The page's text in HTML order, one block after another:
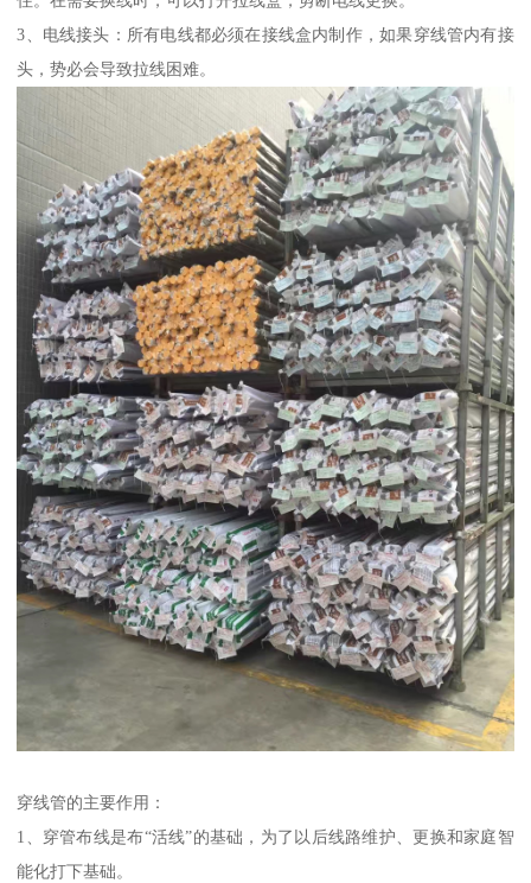
3、电线接头：所有电线都必须在接线盒内制作，如果穿线管内有接
头，势必会导致拉线困难。
穿线管的主要作用：
1、穿管布线是布“活线”的基础，为了以后线路维护、更换和家庭智
能化打下基础。